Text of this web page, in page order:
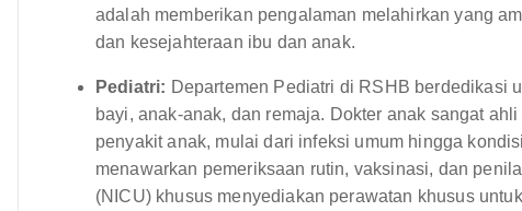
adalah memberikan pengalaman melahirkan yang
dan kesejahteraan ibu dan anak.
Pediatri: Departemen Pediatri di RSHB berdedikasi
bayi, anak-anak, dan remaja. Dokter anak sangat
penyakit anak, mulai dari infeksi umum hingga
menawarkan pemeriksaan rutin, vaksinasi, dan
(NICU) khusus menyediakan perawatan khusus